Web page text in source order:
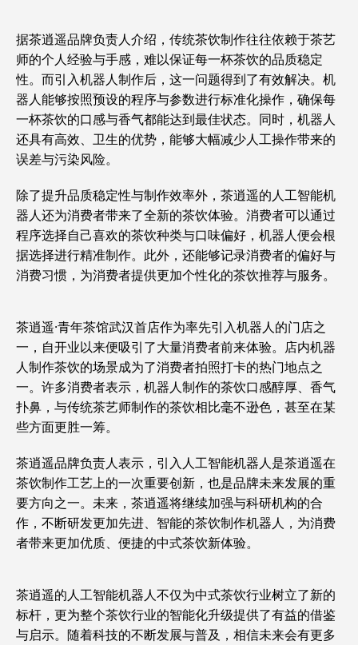
据茶逍遥品牌负责人介绍，传统茶饮制作往往依赖于茶艺
师的个人经验与手感，难以保证每一杯茶饮的品质稳定
性。而引入机器人制作后，这一问题得到了有效解决。机
器人能够按照预设的程序与参数进行标准化操作，确保每
一杯茶饮的口感与香气都能达到最佳状态。同时，机器人
还具有高效、卫生的优势，能够大幅减少人工操作带来的
误差与污染风险。
除了提升品质稳定性与制作效率外，茶逍遥的人工智能机
器人还为消费者带来了全新的茶饮体验。消费者可以通过
程序选择自己喜欢的茶饮种类与口味偏好，机器人便会根
据选择进行精准制作。此外，还能够记录消费者的偏好与
消费习惯，为消费者提供更加个性化的茶饮推荐与服务。
茶逍遥·青年茶馆武汉首店作为率先引入机器人的门店之
一，自开业以来便吸引了大量消费者前来体验。店内机器
人制作茶饮的场景成为了消费者拍照打卡的热门地点之
一。许多消费者表示，机器人制作的茶饮口感醇厚、香气
扑鼻，与传统茶艺师制作的茶饮相比毫不逊色，甚至在某
些方面更胜一筹。
茶逍遥品牌负责人表示，引入人工智能机器人是茶逍遥在
茶饮制作工艺上的一次重要创新，也是品牌未来发展的重
要方向之一。未来，茶逍遥将继续加强与科研机构的合
作，不断研发更加先进、智能的茶饮制作机器人，为消费
者带来更加优质、便捷的中式茶饮新体验。
茶逍遥的人工智能机器人不仅为中式茶饮行业树立了新的
标杆，更为整个茶饮行业的智能化升级提供了有益的借鉴
与启示。随着科技的不断发展与普及，相信未来会有更多